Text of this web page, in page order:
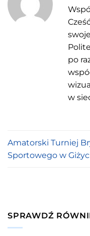
po
w
Amatorski Turniej
Sportowego w
SPRAWDŹ